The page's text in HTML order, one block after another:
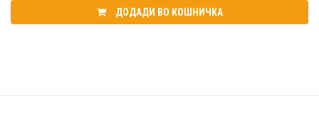
ДОДАДИ ВО КОШНИЧКА